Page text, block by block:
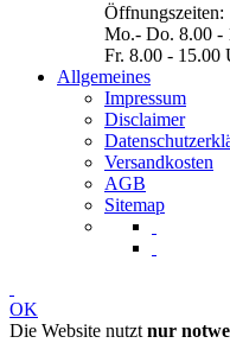
Öffnungszeiten:
Mo.- Do. 8.00 -
Fr. 8.00 - 15.00
Allgemeines
Impressum
Disclaimer
Versandkosten
AGB
Sitemap
OK
Die Website nutzt nur